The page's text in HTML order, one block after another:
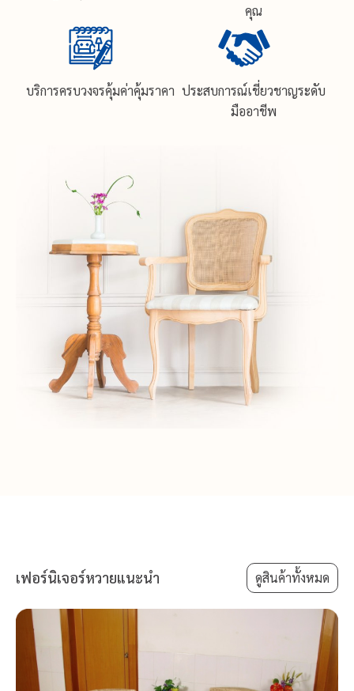
คุณ
บริการครบวงจรคุ้มค่าคุ้มราคา ประสบการณ์เชี่ยวชาญระดับ
มืออาชีพ
เฟอร์นิเจอร์หวายแนะนำ ดูสินค้าทั้งหมด